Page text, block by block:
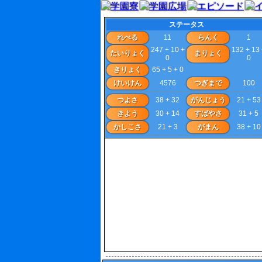
ステータス
れべる
11 らんく
1
たいりょく
247 + 10 +
0
まりょく
132 + 13
0
きりょく
65 + 5 + 0
けいけん
4576 つぎまで 100
つよさ 38 + 32 がんじょう
21 + 53
きよう
30 + 14 すばやさ
31 + 5
かしこさ
21 + 3 がまん 38 + 10